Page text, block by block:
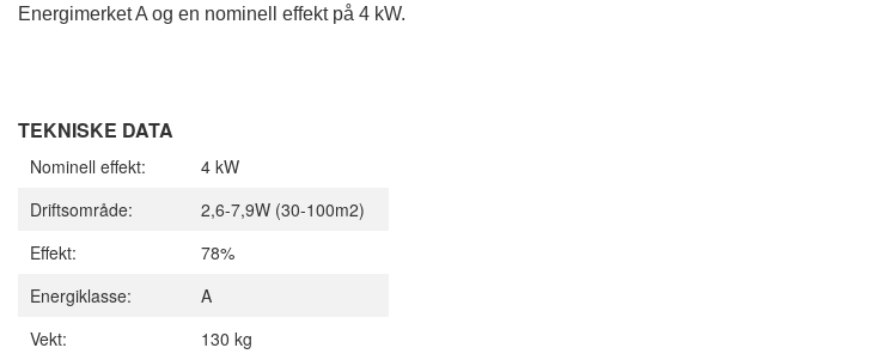
Energimerket A og en nominell effekt på 4 kW.
TEKNISKE DATA
Nominell effekt:
4 kW
Driftsområde:
2,6-7,9W (30-100m2)
Effekt:
78%
Energiklasse:
A
Vekt:
130 kg